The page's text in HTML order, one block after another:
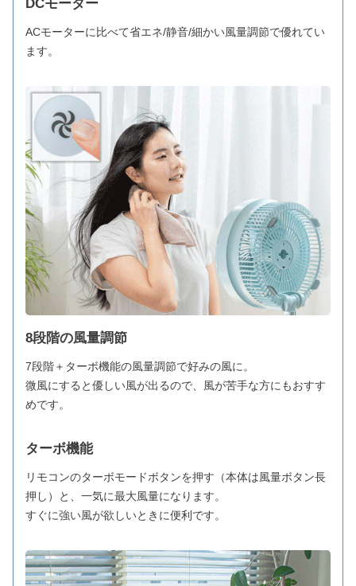
DCモーター
ACモーターに比べて省エネ/静音/細かい風量調節で優れてい
ます。
8段階の風量調節
7段階＋ターボ機能の風量調節で好みの風に。
微風にすると優しい風が出るので、風が苦手な方にもおすす
めです。
ターボ機能
リモコンのターボモードボタンを押す（本体は風量ボタン長
押し）と、一気に最大風量になります。
すぐに強い風が欲しいときに便利です。